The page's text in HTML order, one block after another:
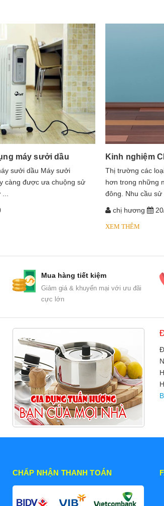
máy sưởi dầu
sưởi dầu Máy sưởi
càng được ưa chuộng sử
Kinh nghiệm
Thị trường các
hơn trong những
đông. Nhu cầu sử
chị hương
XEM THÊM
Mua hàng tiết kiệm
Giảm giá & khuyến mại với ưu đãi
cực lớn
CHẤP NHẬN THANH TOÁN